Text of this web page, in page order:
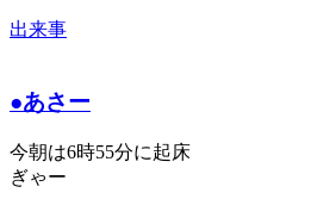
出来事
●あさー
今朝は6時55分に起床
ぎゃー